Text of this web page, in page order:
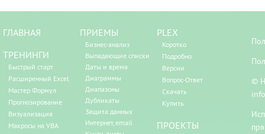
ГЛАВНАЯ
ТРЕНИНГИ
Быстрый старт
Расширенный Excel
Мастер Формул
Прогнозирование
Визуализация
Макросы на VBA
ПРИЕМЫ
Бизнес-анализ
Выпадающие списки
Даты и время
Диаграммы
Диапазоны
Дубликаты
Защита данных
Интернет, email
PLEX
Коротко
Подробно
Версии
Вопрос-Ответ
Скачать
Купить
ПРОЕКТЫ
©